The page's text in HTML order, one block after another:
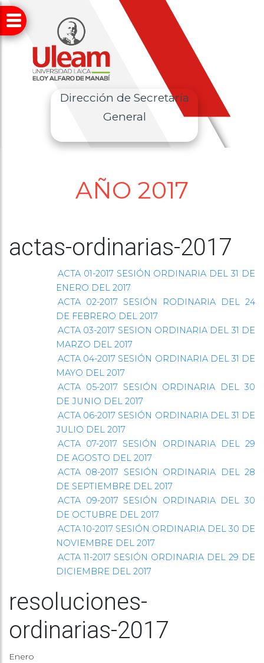
Dirección de Secretaría
General
AÑO 2017
actas-ordinarias-2017
ACTA 01-2017 SESIÓN ORDINARIA DEL 31 DE
ENERO DEL 2017
ACTA 02-2017 SESIÓN RODINARIA DEL 24
DE FEBRERO DEL 2017
ACTA 03-2017 SESION ORDINARIA DEL 31 DE
MARZO DEL 2017
ACTA 04-2017 SESIÓN ORDINARIA DEL 31 DE
MAYO DEL 2017
ACTA 05-2017 SESIÓN ORDINARIA DEL 30
DE JUNIO DEL 2017
ACTA 06-2017 SESIÓN ORDINARIA DEL 31 DE
JULIO DEL 2017
ACTA 07-2017 SESIÓN ORDINARIA DEL 29
DE AGOSTO DEL 2017
ACTA 08-2017 SESIÓN ORDINARIA DEL 28
DE SEPTIEMBRE DEL 2017
ACTA 09-2017 SESIÓN ORDINARIA DEL 30
DE OCTUBRE DEL 2017
ACTA 10-2017 SESIÓN ORDINARIA DEL 30 DE
NOVIEMBRE DEL 2017
ACTA 11-2017 SESIÓN ORDINARIA DEL 29 DE
DICIEMBRE DEL 2017
resoluciones-
ordinarias-2017
Enero